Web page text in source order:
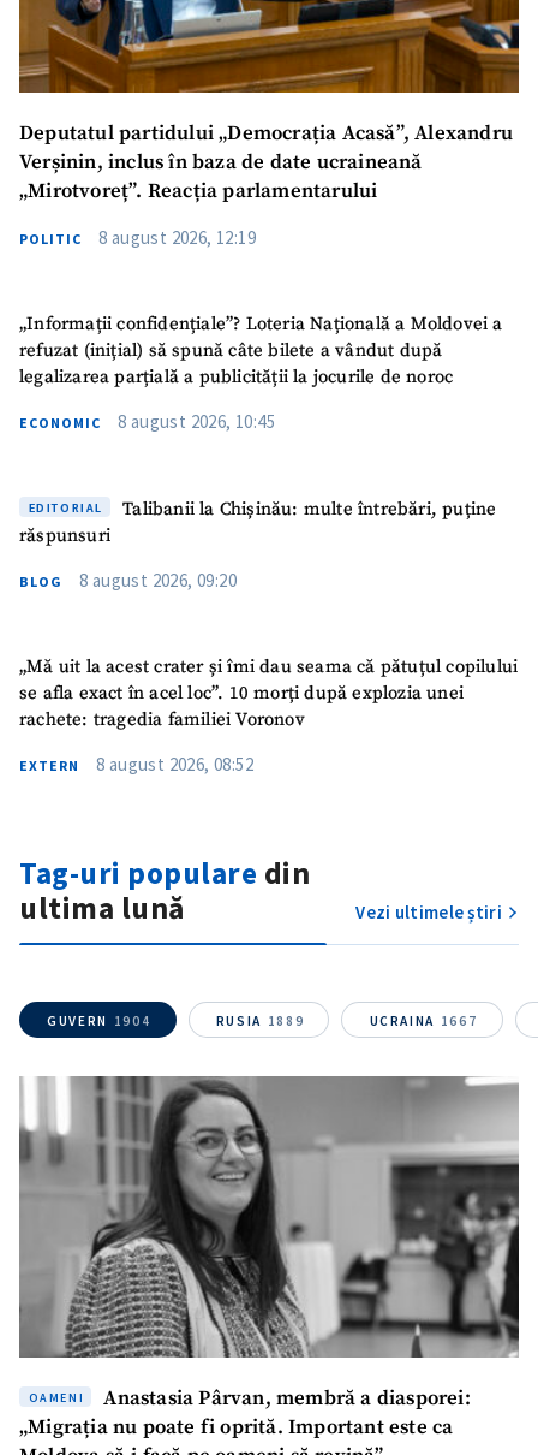
Deputatul partidului „Democrația Acasă”, Alexandru
Verșinin, inclus în baza de date ucraineană
„Mirotvoreț”. Reacția parlamentarului
POLITIC 8 august 2026, 12:19
„Informații confidențiale”? Loteria Națională a Moldovei a
refuzat (inițial) să spună câte bilete a vândut după
legalizarea parțială a publicității la jocurile de noroc
ECONOMIC 8 august 2026, 10:45
EDITORIAL
Talibanii la Chișinău: multe întrebări, puține
răspunsuri
BLOG 8 august 2026, 09:20
„Mă uit la acest crater și îmi dau seama că pătuțul copilului
se afla exact în acel loc”. 10 morți după explozia unei
rachete: tragedia familiei Voronov
EXTERN 8 august 2026, 08:52
Tag-uri populare din
ultima lună
Vezi ultimele știri
GUVERN 1904 RUSIA 1889 UCRAINA 1667
OAMENI
Anastasia Pârvan, membră a diasporei:
„Migrația nu poate fi oprită. Important este ca
Fotografie
+ Încarcă imagine
Mesajul știrei
+ Mesajul știrei
CONTACT SURSĂ
Sursă anonimă
Nume+ Numele meu
Email+ Emailul meu
Telefon
+ Telefon personal
Am citit și sunt de
acord cu politica de